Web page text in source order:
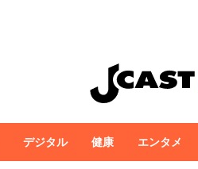
デジタル 健康 エンタメ